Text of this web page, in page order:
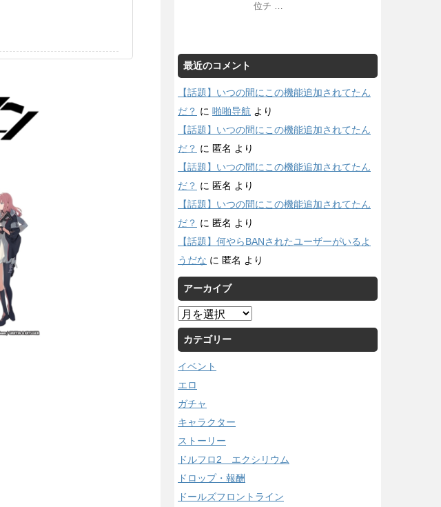
位チ …
最近のコメント
【話題】いつの間にこの機能追加されてたん
だ？ に 啪啪导航 より
【話題】いつの間にこの機能追加されてたん
だ？ に 匿名 より
【話題】いつの間にこの機能追加されてたん
だ？ に 匿名 より
【話題】いつの間にこの機能追加されてたん
だ？ に 匿名 より
【話題】何やらBANされたユーザーがいるよ
うだな に 匿名 より
アーカイブ
ア
ー
カ
イ
ブ
カテゴリー
イベント
エロ
ガチャ
キャラクター
ストーリー
ドルフロ2 エクシリウム
ドロップ・報酬
ドールズフロントライン